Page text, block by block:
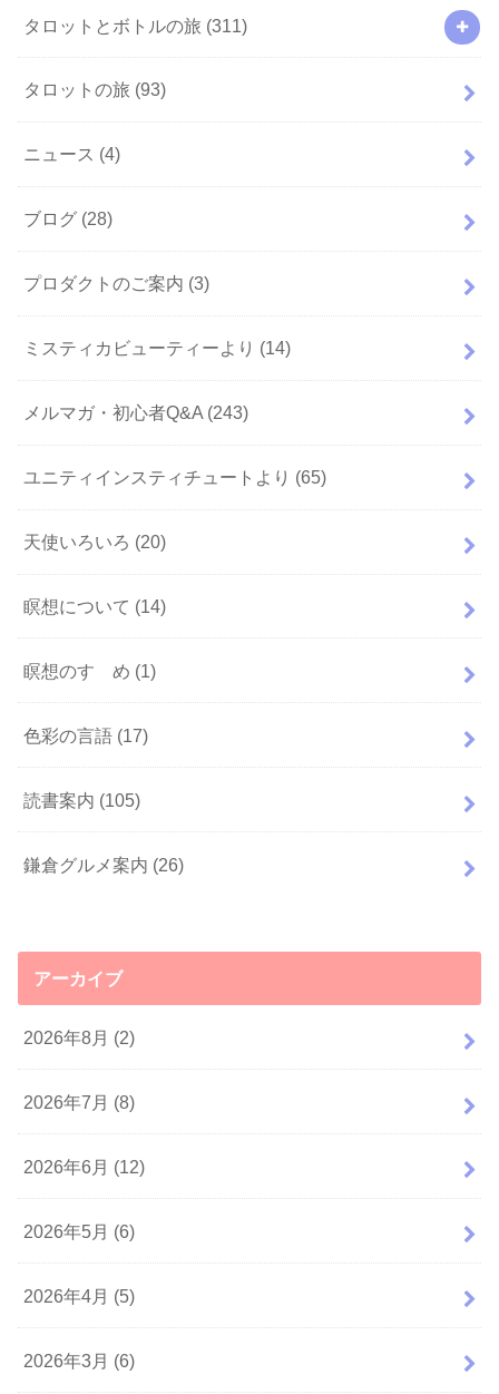
タロットとボトルの旅 (311)
タロットの旅 (93)
ニュース (4)
ブログ (28)
プロダクトのご案内 (3)
ミスティカビューティーより (14)
メルマガ・初心者Q&A (243)
ユニティインスティチュートより (65)
天使いろいろ (20)
瞑想について (14)
瞑想のすゝめ (1)
色彩の言語 (17)
読書案内 (105)
鎌倉グルメ案内 (26)
アーカイブ
2026年8月 (2)
2026年7月 (8)
2026年6月 (12)
2026年5月 (6)
2026年4月 (5)
2026年3月 (6)